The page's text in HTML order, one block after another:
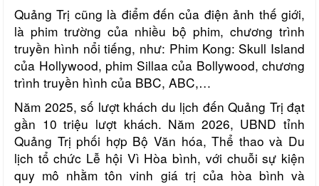
Quảng Trị cũng là điểm đến của điện ảnh thế giới,
là phim trường của nhiều bộ phim, chương trình
truyền hình nổi tiếng, như: Phim Kong: Skull Island
của Hollywood, phim Sillaa của Bollywood, chương
trình truyền hình của BBC, ABC,…
Năm 2025, số lượt khách du lịch đến Quảng Trị đạt
gần 10 triệu lượt khách. Năm 2026, UBND tỉnh
Quảng Trị phối hợp Bộ Văn hóa, Thể thao và Du
lịch tổ chức Lễ hội Vì Hòa bình, với chuỗi sự kiện
quy mô nhằm tôn vinh giá trị của hòa bình và